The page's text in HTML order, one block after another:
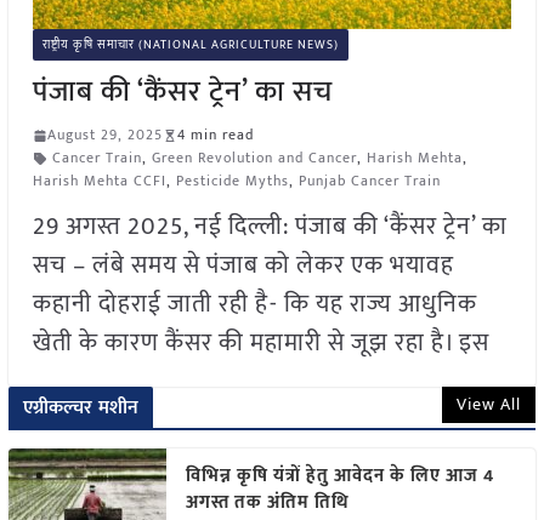
राष्ट्रीय कृषि समाचार (NATIONAL AGRICULTURE NEWS)
पंजाब की ‘कैंसर ट्रेन’ का सच
August 29, 2025
4 min read
Cancer Train, Green Revolution and Cancer, Harish Mehta,
Harish Mehta CCFI, Pesticide Myths, Punjab Cancer Train
29 अगस्त 2025, नई दिल्ली: पंजाब की ‘कैंसर ट्रेन’ का
सच – लंबे समय से पंजाब को लेकर एक भयावह
कहानी दोहराई जाती रही है- कि यह राज्य आधुनिक
खेती के कारण कैंसर की महामारी से जूझ रहा है। इस
एग्रीकल्चर मशीन View All
विभिन्न कृषि यंत्रों हेतु आवेदन के लिए आज 4
अगस्त तक अंतिम तिथि